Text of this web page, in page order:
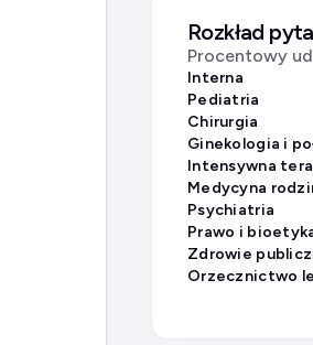
Rozkład
Procentowy
Interna
Pediatria
Chirurgia
Ginekologia i
Intensywna
Medycyna
Psychiatria
Prawo i
Zdrowie
Orzecznictwo